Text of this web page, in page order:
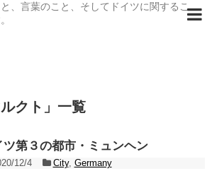
、言葉のこと、そしてドイツに関するこ
クト 」 一覧
ツ第３の都市・ミュンヘン
12/4 City, Germany